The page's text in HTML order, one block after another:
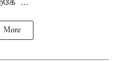
...
More